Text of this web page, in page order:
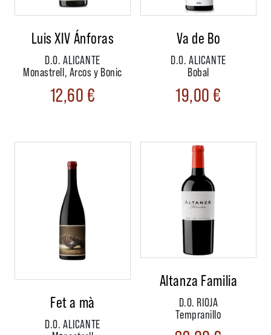
Luis XIV Ánforas
D.O. ALICANTE
Monastrell, Arcos y Bonic
12,60€
Va de Bo
D.O. ALICANTE
Bobal
19,00€
Fet a mà
D.O. ALICANTE
Altanza Familia
D.O. RIOJA
Tempranillo